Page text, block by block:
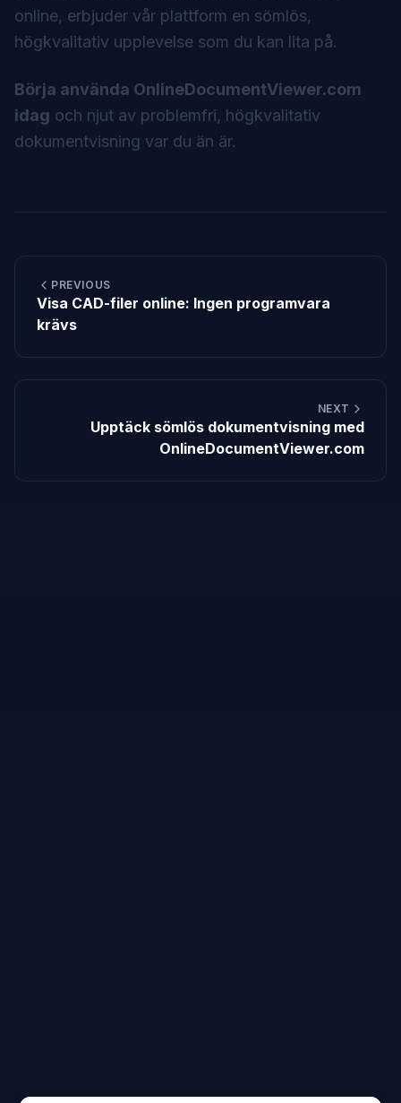
online, erbjuder vår plattform en sömlös,
högkvalitativ upplevelse som du kan lita på.
Börja använda OnlineDocumentViewer.com
idag och njut av problemfri, högkvalitativ
dokumentvisning var du än är.
PREVIOUS
Visa CAD-filer online: Ingen programvara
krävs
NEXT
Upptäck sömlös dokumentvisning med
OnlineDocumentViewer.com